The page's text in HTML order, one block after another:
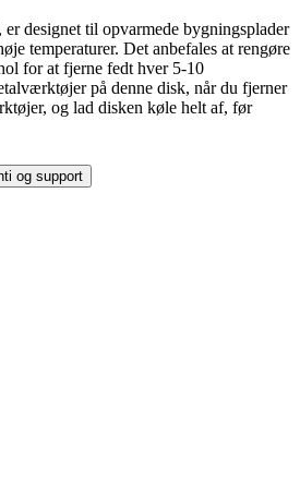
designet til opvarmede bygningsplader
temperaturer. Det anbefales at rengøre
for at fjerne fedt hver 5-10
på denne disk, når du fjerner
og lad disken køle helt af, før
og support